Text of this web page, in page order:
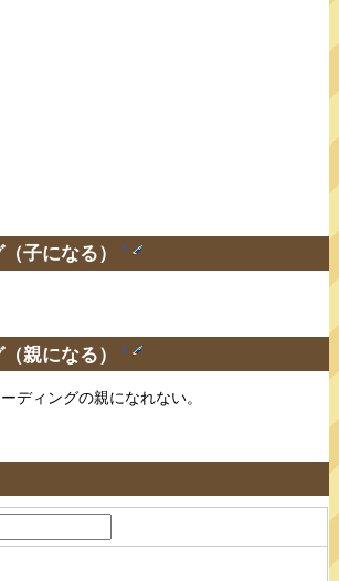
子になる） †
親になる） †
ディングの親になれない。